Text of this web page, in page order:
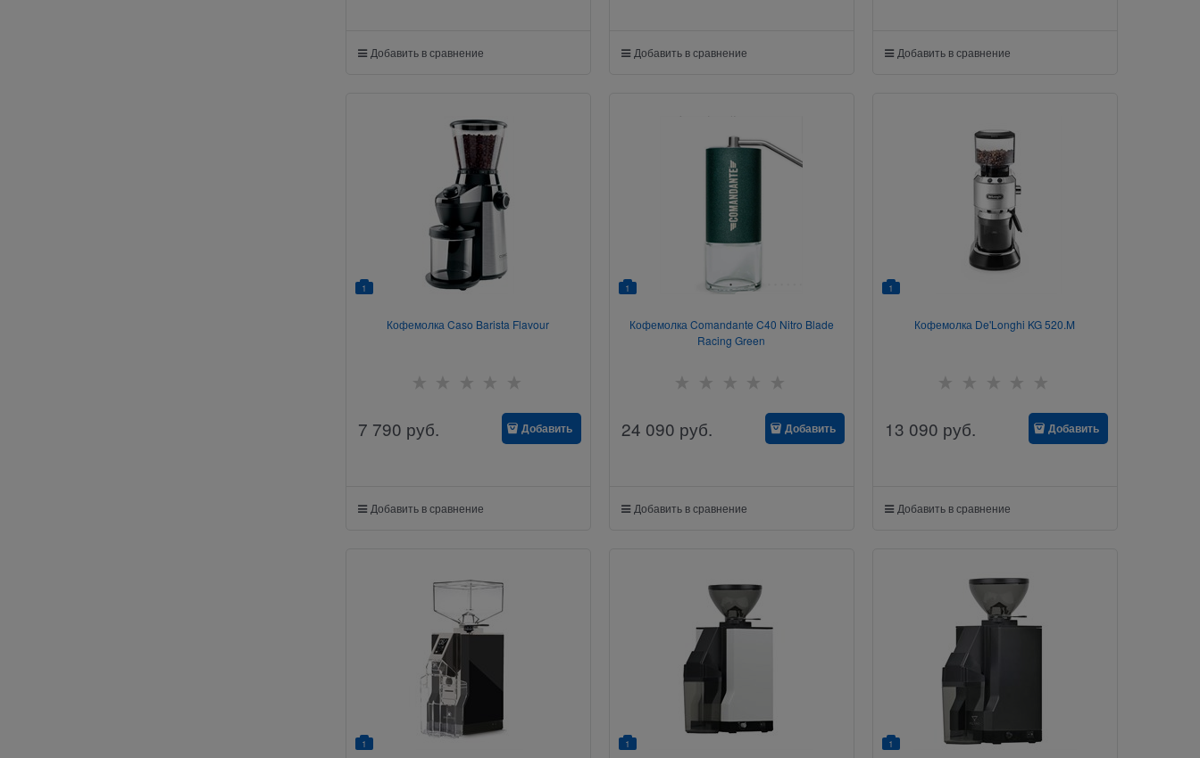
Добавить в сравнение Добавить в сравнение Добавить в сравнение
1
Кофемолка Caso Barista Flavour
7 790 руб. Добавить
Добавить в сравнение
1
Кофемолка Comandante C40 Nitro Blade
Racing Green
24 090 руб. Добавить
Добавить в сравнение
1
Кофемолка De'Longhi KG 520.M
13 090 руб. Добавить
Добавить в сравнение
1 1 1